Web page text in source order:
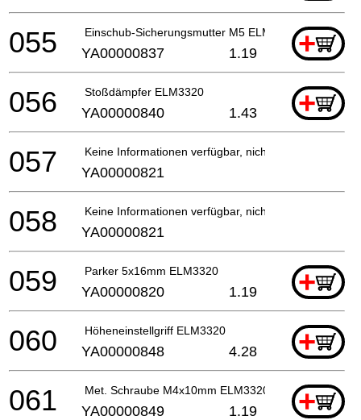
Einschub-Sicherungsmutter M5 ELM3320+
055 YA00000837 1.19
Stoßdämpfer ELM3320 +
056 YA00000840 1.43
Keine Informationen verfügbar, nicht bestellbar
057 YA00000821
Keine Informationen verfügbar, nicht bestellbar
058 YA00000821
Parker 5x16mm ELM3320 +
059 YA00000820 1.19
Höheneinstellgriff ELM3320 +
060 YA00000848 4.28
Met. Schraube M4x10mm ELM3320 +
061 YA00000849 1.19